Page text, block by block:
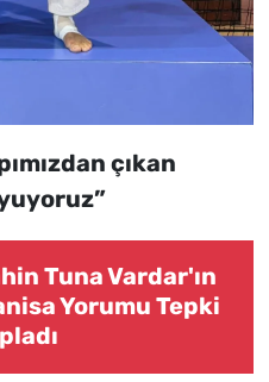
çıkan
Tuna Vardar'ın
Yorumu Tepki